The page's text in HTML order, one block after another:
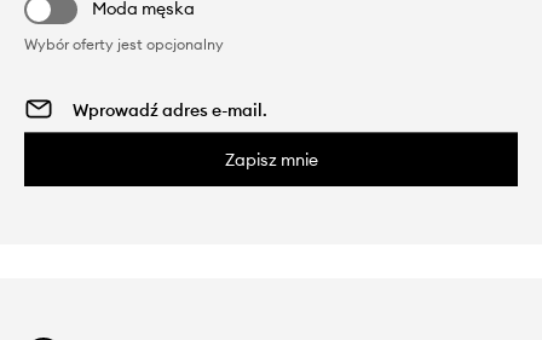
Moda męska
Wybór oferty jest opcjonalny
Zapisz mnie